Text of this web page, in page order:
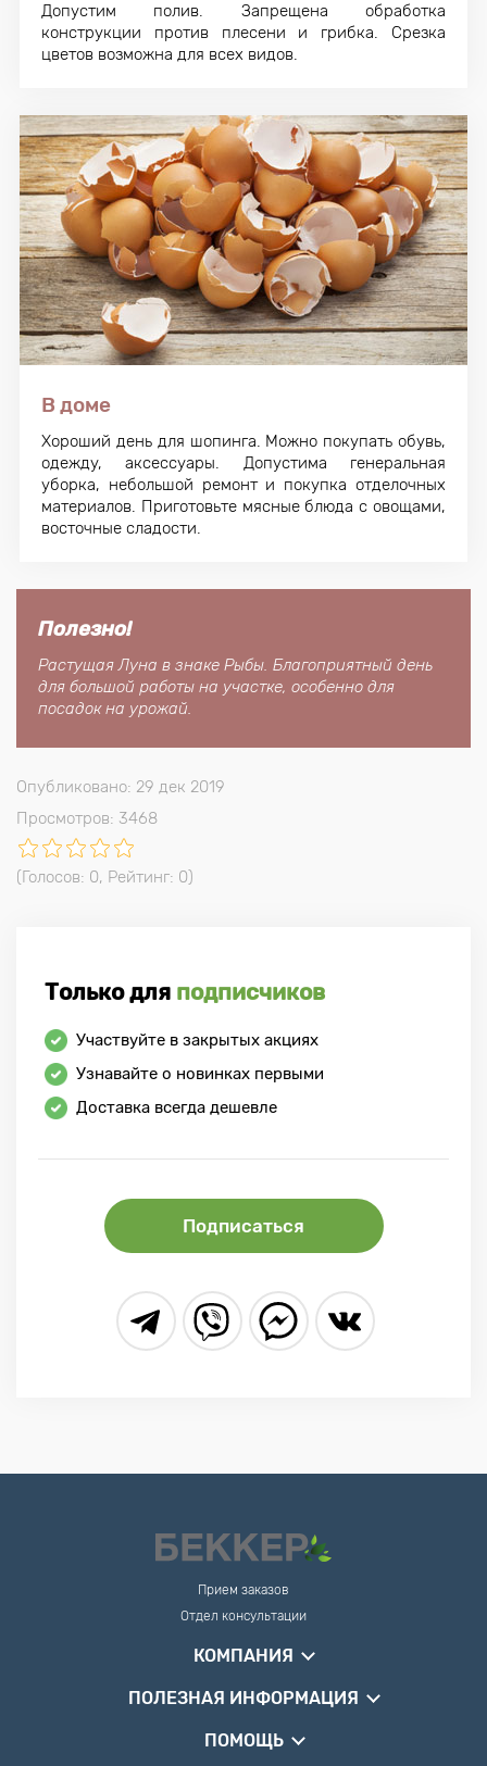
Допустим полив. Запрещена обработка
конструкции против плесени и грибка. Срезка
цветов возможна для всех видов.
В доме
Хороший день для шопинга. Можно покупать обувь,
одежду, аксессуары. Допустима генеральная
уборка, небольшой ремонт и покупка отделочных
материалов. Приготовьте мясные блюда с овощами,
восточные сладости.
Полезно!
Растущая Луна в знаке Рыбы. Благоприятный день
для большой работы на участке, особенно для
посадок на урожай.
Опубликовано: 29 дек 2019
Просмотров: 3468
(Голосов: 0, Рейтинг: 0)
Только для подписчиков
Участвуйте в закрытых акциях
Узнавайте о новинках первыми
Доставка всегда дешевле
Подписаться
Прием заказов
Отдел консультации
КОМПАНИЯ
ПОЛЕЗНАЯ ИНФОРМАЦИЯ
ПОМОЩЬ